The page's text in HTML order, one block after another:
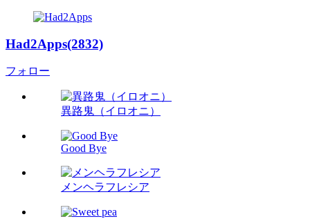
Had2Apps(2832)
フォロー
異路鬼（イロオニ）
Good Bye
メンヘラフレシア